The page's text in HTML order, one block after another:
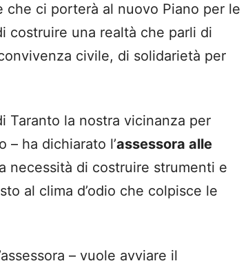
che ci porterà al nuovo Piano per le
costruire una realtà che parli di
civile, di solidarietà per
Taranto la nostra vicinanza per
– ha dichiarato l’assessora alle
necessità di costruire strumenti e
al clima d’odio che colpisce le
– vuole avviare il